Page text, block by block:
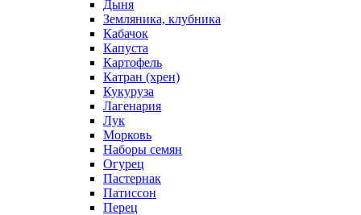
Дыня
Земляника, клубника
Кабачок
Капуста
Картофель
Катран (хрен)
Кукуруза
Лагенария
Лук
Морковь
Наборы семян
Огурец
Пастернак
Патиссон
Перец